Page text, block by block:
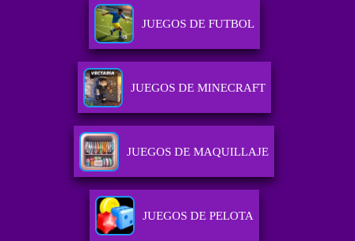
JUEGOS DE FUTBOL
JUEGOS DE MINECRAFT
JUEGOS DE MAQUILLAJE
JUEGOS DE PELOTA